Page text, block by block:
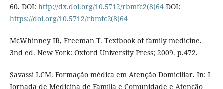
60. DOI: http://dx.doi.org/10.5712/rbmfc2(8)64DOI:
https://doi.org/10.5712/rbmfc2(8)64
McWhinney IR, Freeman T. Textbook of family medicine.
3nd ed. New York: Oxford University Press; 2009. p.472.
Savassi LCM. Formação médica em Atenção Domiciliar. In: I
Jornada de Medicina de Família e Comunidade e Atenção